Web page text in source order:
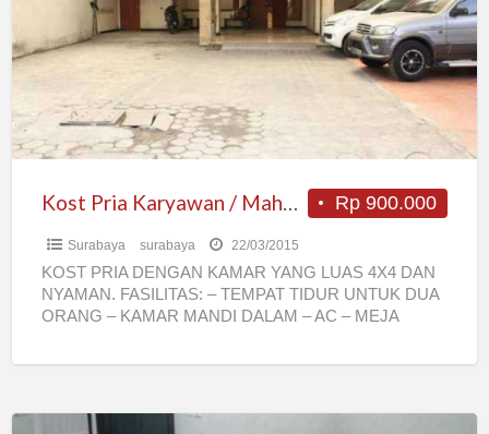
Mahasiswa
Surabaya
Rp 900.000
Kost Pria Karyawan / Mahasiswa Surabaya
Surabaya surabaya 22/03/2015
KOST PRIA DENGAN KAMAR YANG LUAS 4X4 DAN
NYAMAN. FASILITAS: – TEMPAT TIDUR UNTUK DUA
ORANG – KAMAR MANDI DALAM – AC – MEJA